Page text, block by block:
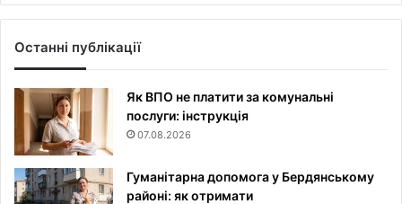
Останні публікації
Як ВПО не платити за комунальні
послуги: інструкція
07.08.2026
Гуманітарна допомога у Бердянському
районі: як отримати